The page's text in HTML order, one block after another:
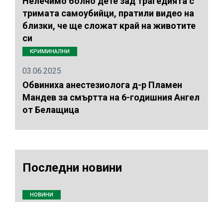
тримата самоубийци, пратили видео на
близки, че ще сложат край на животите
си
КРИМИНАЛНИ
03.06.2025
Обвиниха анестезиолога д-р Пламен
Мандев за смъртта на 6-годишния Ангел
от Белащица
Последни новини
НОВИНИ